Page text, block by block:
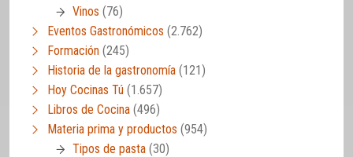
Vinos (76)
Eventos Gastronómicos (2.762)
Formación (245)
Historia de la gastronomía (121)
Hoy Cocinas Tú (1.657)
Libros de Cocina (496)
Materia prima y productos (954)
Tipos de pasta (30)